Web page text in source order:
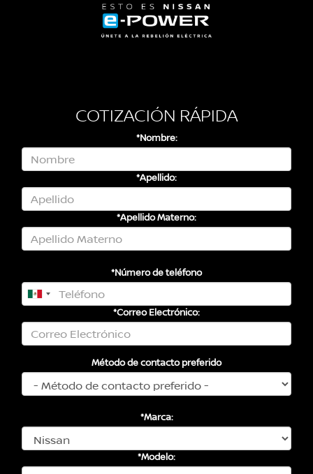
COTIZACIÓN RÁPIDA
*Nombre:
*Apellido:
*Apellido Materno:
*Número de teléfono
*Correo Electrónico:
Método de contacto preferido
*Marca:
*Modelo: